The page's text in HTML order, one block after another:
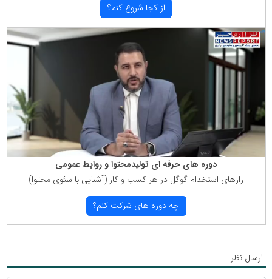
از كجا شروع كنم؟
دوره های حرفه ای تولیدمحتوا و روابط عمومی
رازهای استخدام گوگل در هر كسب و كار (آشنایی با سئوی محتوا)
چه دوره های شركت كنم؟
ارسال نظر